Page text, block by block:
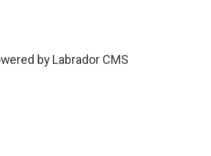
by Labrador CMS